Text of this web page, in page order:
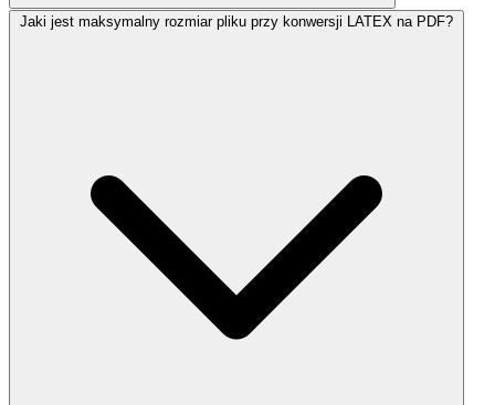
Jaki jest maksymalny rozmiar pliku przy konwersji LATEX na PDF?